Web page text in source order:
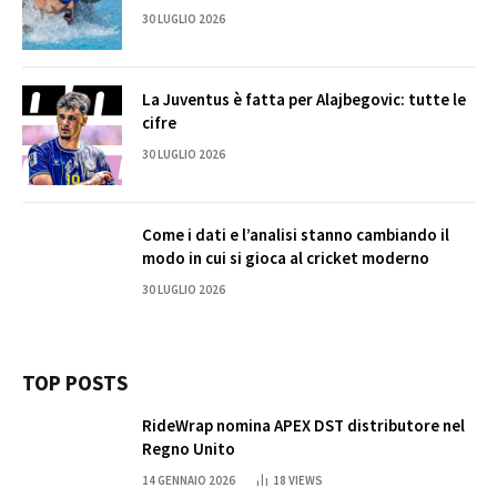
30 LUGLIO 2026
La Juventus è fatta per Alajbegovic: tutte le
cifre
30 LUGLIO 2026
Come i dati e l’analisi stanno cambiando il
modo in cui si gioca al cricket moderno
30 LUGLIO 2026
TOP POSTS
RideWrap nomina APEX DST distributore nel
Regno Unito
14 GENNAIO 2026 18 VIEWS